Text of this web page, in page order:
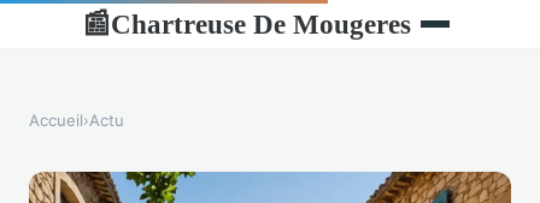
📰Chartreuse De Mougeres
Accueil›Actu